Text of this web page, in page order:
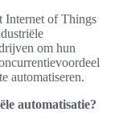
Internet of Things
om hun
automatiseren.
automatisatie?